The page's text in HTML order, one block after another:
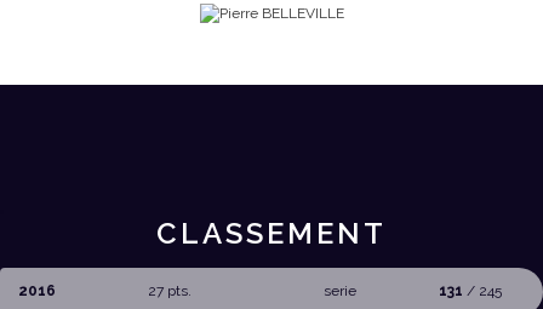
CLASSEMENT
2016 27 pts. serie 131 / 245